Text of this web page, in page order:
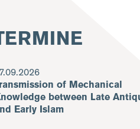
of Mechanical
between Late
Early Islam